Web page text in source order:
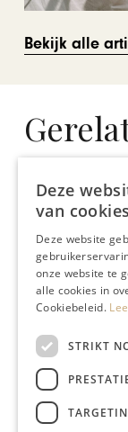
Bekijk alle
Deze
van
Deze website
onze website te
alle cookies in
Cookiebeleid.
STRIKT